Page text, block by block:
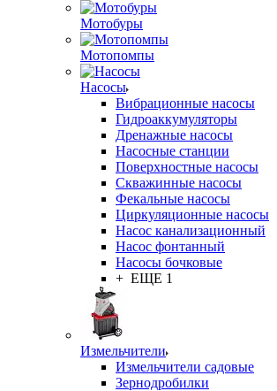
Мотобуры
Мотопомпы
Насосы
Вибрационные насосы
Гидроаккумуляторы
Дренажные насосы
Насосные станции
Поверхностные насосы
Скважинные насосы
Фекальные насосы
Циркуляционные насосы
Насос канализационный
Насос фонтанный
Насосы бочковые
+ ЕЩЕ 1
Измельчители
Измельчители садовые
Зернодробилки